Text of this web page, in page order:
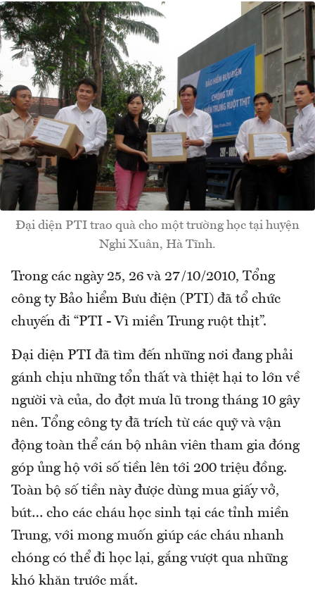
Đại diện PTI trao quà cho một trường học tại huyện
Nghi Xuân, Hà Tĩnh.
Trong các ngày 25, 26 và 27/10/2010, Tổng
công ty Bảo hiểm Bưu điện (PTI) đã tổ chức
chuyến đi “PTI - Vì miền Trung ruột thịt”.
Đại diện PTI đã tìm đến những nơi đang phải
gánh chịu những tổn thất và thiệt hại to lớn về
người và của, do đợt mưa lũ trong tháng 10 gây
nên. Tổng công ty đã trích từ các quỹ và vận
động toàn thể cán bộ nhân viên tham gia đóng
góp ủng hộ với số tiền lên tới 200 triệu đồng.
Toàn bộ số tiền này được dùng mua giấy vở,
bút… cho các cháu học sinh tại các tỉnh miền
Trung, với mong muốn giúp các cháu nhanh
chóng có thể đi học lại, gắng vượt qua những
khó khăn trước mắt.